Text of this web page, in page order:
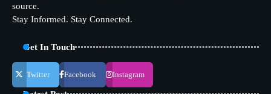
source.
Stay Informed. Stay Connected.
Get In Touch
Twitter Facebook Instagram